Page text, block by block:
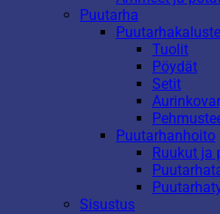
Puutarha
Tuolit
Pöydät
Setit
Puutarhanhoito
Ruukut ja
Sisustus